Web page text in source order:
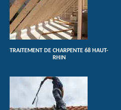
TRAITEMENT DE CHARPENTE 68 HAUT-
RHIN